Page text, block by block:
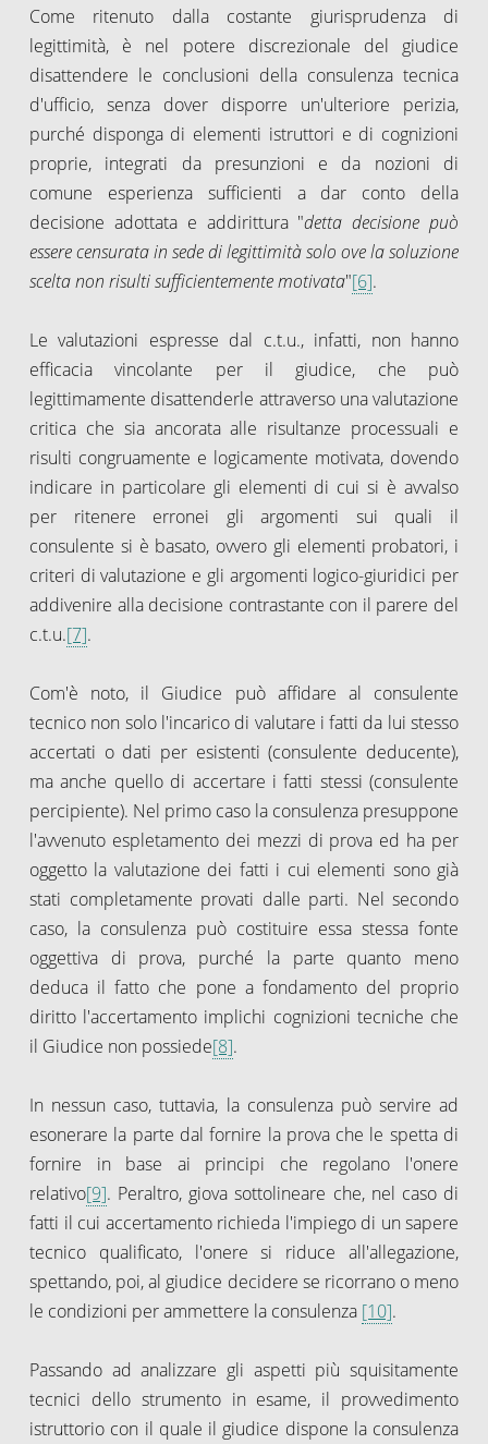
Come ritenuto dalla costante giurisprudenza di
legittimità, è nel potere discrezionale del giudice
disattendere le conclusioni della consulenza tecnica
d'ufficio, senza dover disporre un'ulteriore perizia,
purché disponga di elementi istruttori e di cognizioni
proprie, integrati da presunzioni e da nozioni di
comune esperienza sufficienti a dar conto della
decisione adottata e addirittura "detta decisione può
essere censurata in sede di legittimità solo ove la soluzione
scelta non risulti sufficientemente motivata"[6].
Le valutazioni espresse dal c.t.u., infatti, non hanno
efficacia vincolante per il giudice, che può
legittimamente disattenderle attraverso una valutazione
critica che sia ancorata alle risultanze processuali e
risulti congruamente e logicamente motivata, dovendo
indicare in particolare gli elementi di cui si è avvalso
per ritenere erronei gli argomenti sui quali il
consulente si è basato, ovvero gli elementi probatori, i
criteri di valutazione e gli argomenti logico-giuridici per
addivenire alla decisione contrastante con il parere del
c.t.u.[7].
Com'è noto, il Giudice può affidare al consulente
tecnico non solo l'incarico di valutare i fatti da lui stesso
accertati o dati per esistenti (consulente deducente),
ma anche quello di accertare i fatti stessi (consulente
percipiente). Nel primo caso la consulenza presuppone
l'avvenuto espletamento dei mezzi di prova ed ha per
oggetto la valutazione dei fatti i cui elementi sono già
stati completamente provati dalle parti. Nel secondo
caso, la consulenza può costituire essa stessa fonte
oggettiva di prova, purché la parte quanto meno
deduca il fatto che pone a fondamento del proprio
diritto l'accertamento implichi cognizioni tecniche che
il Giudice non possiede[8].
In nessun caso, tuttavia, la consulenza può servire ad
esonerare la parte dal fornire la prova che le spetta di
fornire in base ai principi che regolano l'onere
relativo[9]. Peraltro, giova sottolineare che, nel caso di
fatti il cui accertamento richieda l'impiego di un sapere
tecnico qualificato, l'onere si riduce all'allegazione,
spettando, poi, al giudice decidere se ricorrano o meno
le condizioni per ammettere la consulenza [10].
Passando ad analizzare gli aspetti più squisitamente
tecnici dello strumento in esame, il provvedimento
istruttorio con il quale il giudice dispone la consulenza